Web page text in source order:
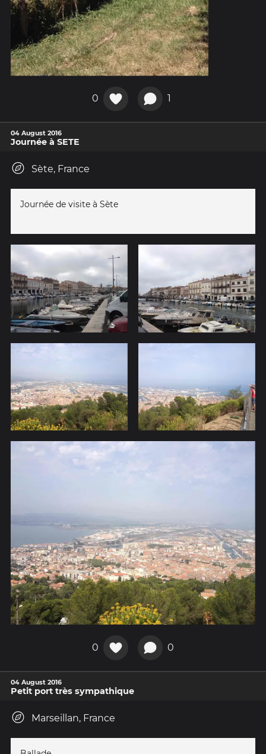
0 1
04 August 2016
Journée à SETE
Sète, France
Journée de visite à Sète
0 0
04 August 2016
Petit port très sympathique
Marseillan, France